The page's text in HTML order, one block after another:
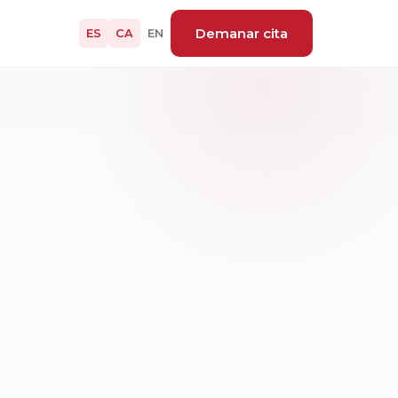
ES CA EN Demanar cita